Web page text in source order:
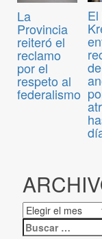
La
Provincia
reiteró el
reclamo
por el
respeto al
federalismo
de